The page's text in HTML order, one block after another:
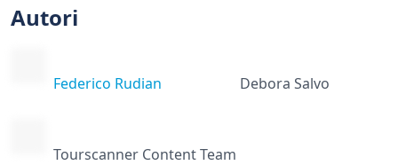
Autori
Federico Rudian Debora Salvo
Tourscanner Content Team